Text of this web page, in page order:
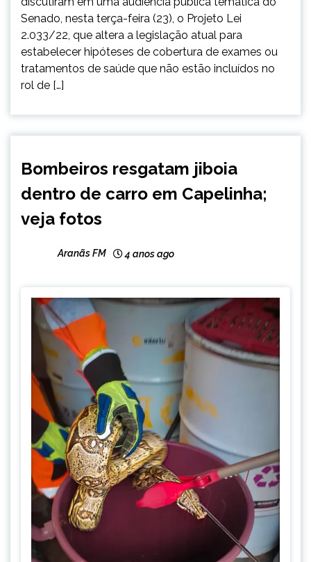
Senado, nesta terça-feira (23), o Projeto Lei
2.033/22, que altera a legislação atual para
estabelecer hipóteses de cobertura de exames ou
tratamentos de saúde que não estão incluídos no
rol de […]
NOTÍCIAS
Bombeiros resgatam jiboia
dentro de carro em Capelinha;
veja fotos
Aranãs FM 4 anos ago